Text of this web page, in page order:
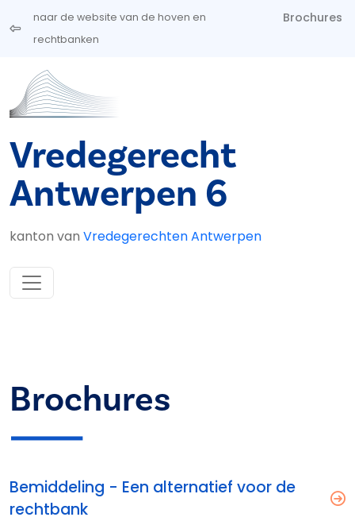
Overslaan en naar de inhoud gaan
naar de website van de hoven en
rechtbanken
Brochures
Vredegerecht
Antwerpen 6
kanton van Vredegerechten Antwerpen
Brochures
Bemiddeling - Een alternatief voor de
rechtbank